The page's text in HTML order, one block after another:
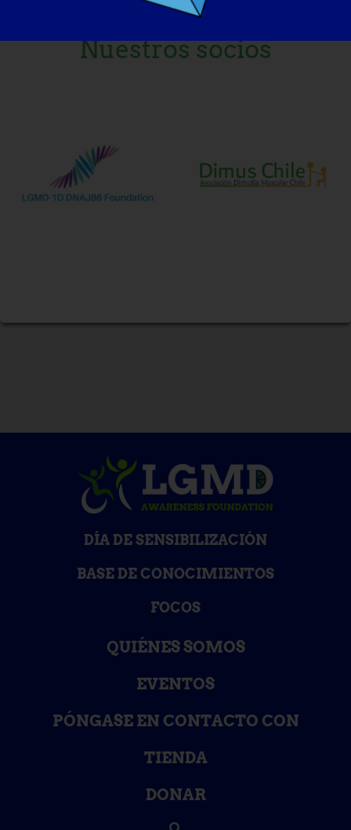
Nuestros socios
DÍA DE SENSIBILIZACIÓN
BASE DE CONOCIMIENTOS
FOCOS
QUIÉNES SOMOS
EVENTOS
PÓNGASE EN CONTACTO CON
TIENDA
DONAR